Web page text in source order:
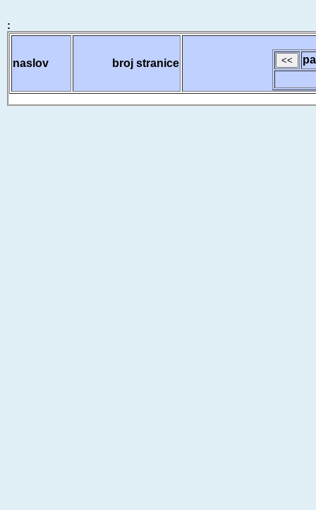
:
naslov broj stranice